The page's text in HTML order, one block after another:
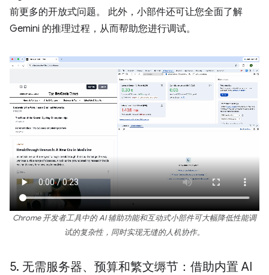
前更多的开放式问题。 此外，小部件还可让您全面了解
Gemini 的推理过程，从而帮助您进行调试。
Chrome 开发者工具中的 AI 辅助功能和互动式小部件可大幅降低性能调
试的复杂性，同时实现无缝的人机协作。
5. 无需服务器、预算和繁文缛节：借助内置 AI